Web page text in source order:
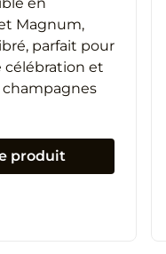
22,20 €
à
87,50 €
Magnum,
parfait pour
célébration et
champagnes
produit